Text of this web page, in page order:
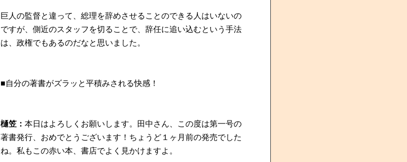
巨人の監督と違って、総理を辞めさせることのできる人はいないの
ですが、側近のスタッフを切ることで、辞任に追い込むという手法
は、政権でもあるのだなと思いました。
■自分の著書がズラッと平積みされる快感！
樋笠： 本日はよろしくお願いします。田中さん、この度は第一号の
著書発行、おめでとうございます！ちょうど１ヶ月前の発売でした
ね。私もこの赤い本、書店でよく見かけますよ。